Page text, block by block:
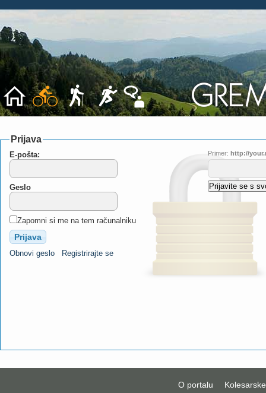
Prijava
E-pošta:
Geslo
Zapomni si me na tem računalniku
Obnovi geslo Registrirajte se
Primer: http://
O portalu